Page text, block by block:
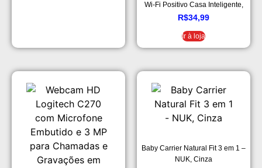
Wi-Fi Positivo Casa Inteligente,
Iluminação Branca (Quente e
Cores), 9W, 806 Lúmens, LED,
Bivolt, Compatível com Alexa e
R$34,99
Ir à loja
Baby Carrier Natural Fit 3 em 1 –
NUK, Cinza